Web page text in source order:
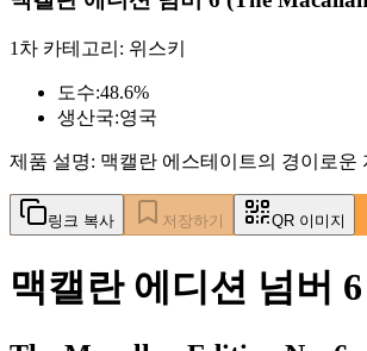
1차 카테고리: 위스키
도수:48.6%
생산국:영국
제품 설명: 맥캘란 에스테이트의 경이로운
링크 복사 저장하기 QR 이미지
맥캘란 에디션 넘버 6